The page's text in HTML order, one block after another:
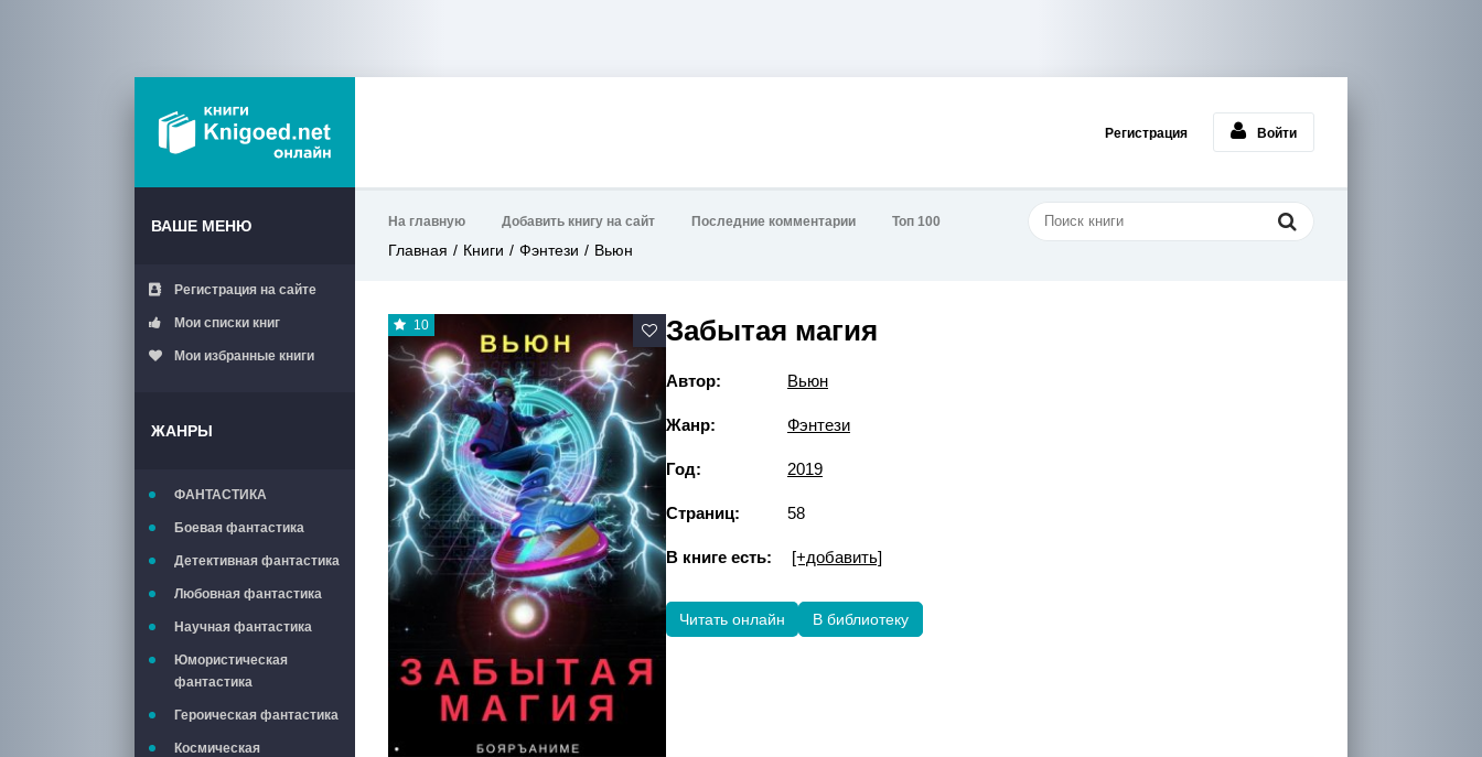
Регистрация Войти
ВАШЕ МЕНЮ
Регистрация на сайте
Мои списки книг
Мои избранные книги
ЖАНРЫ
ФАНТАСТИКА
Боевая фантастика
Детективная фантастика
Любовная фантастика
Научная фантастика
Юмористическая
фантастика
Героическая фантастика
Космическая
На главную Добавить книгу на сайт Последние комментарии Топ 100
Главная Книги Фэнтези Вьюн
10 Забытая магия
Автор: Вьюн
Жанр: Фэнтези
Год: 2019
Страниц: 58
В книге есть: [+добавить]
Читать онлайн В библиотеку